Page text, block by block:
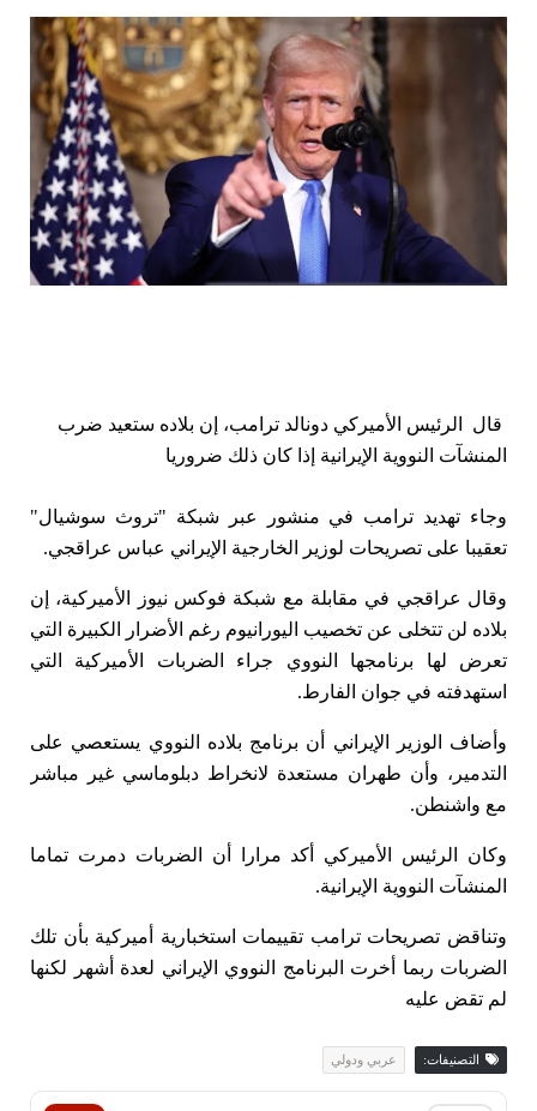
قال الرئيس الأميركي دونالد ترامب، إن بلاده ستعيد ضرب
المنشآت النووية الإيرانية إذا كان ذلك ضروريا
وجاء تهديد ترامب في منشور عبر شبكة "تروث سوشيال"
تعقيبا على تصريحات لوزير الخارجية الإيراني عباس عراقجي.
وقال عراقجي في مقابلة مع شبكة فوكس نيوز الأميركية، إن
بلاده لن تتخلى عن تخصيب اليورانيوم رغم الأضرار الكبيرة التي
تعرض لها برنامجها النووي جراء الضربات الأميركية التي
استهدفته في جوان الفارط.
وأضاف الوزير الإيراني أن برنامج بلاده النووي يستعصي على
التدمير، وأن طهران مستعدة لانخراط دبلوماسي غير مباشر
مع واشنطن.
وكان الرئيس الأميركي أكد مرارا أن الضربات دمرت تماما
المنشآت النووية الإيرانية.
وتناقض تصريحات ترامب تقييمات استخبارية أميركية بأن تلك
الضربات ربما أخرت البرنامج النووي الإيراني لعدة أشهر لكنها
لم تقض عليه
التصنيفات: عربي ودولي